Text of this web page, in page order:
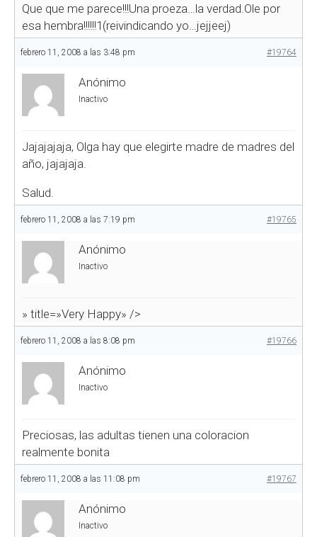
Que que me parece!!!Una proeza…la verdad.Ole por
esa hembra!!!!!!1(reivindicando yo…jejjeej)
febrero 11, 2008 a las 3:48 pm #19764
Anónimo
Inactivo
Jajajajaja, Olga hay que elegirte madre de madres del
año, jajajaja.
Salud.
febrero 11, 2008 a las 7:19 pm #19765
Anónimo
Inactivo
» title=»Very Happy» />
febrero 11, 2008 a las 8:08 pm #19766
Anónimo
Inactivo
Preciosas, las adultas tienen una coloracion
realmente bonita
febrero 11, 2008 a las 11:08 pm #19767
Anónimo
Inactivo